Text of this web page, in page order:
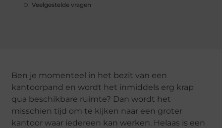
Veelgestelde vragen
Ben je momenteel in het bezit van een
kantoorpand en wordt het inmiddels erg krap
qua beschikbare ruimte? Dan wordt het
misschien tijd om te kijken naar een groter
kantoor waar iedereen kan werken. Helaas is een